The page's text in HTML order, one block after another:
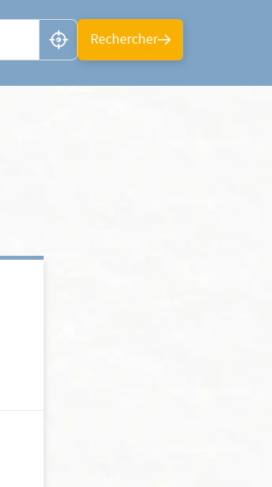
Rechercher